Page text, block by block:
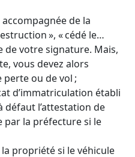
de la
», « cédé le…
de votre signature. Mais,
vous devez alors
ou de vol ;
d’immatriculation établi
défaut l’attestation de
par la préfecture si le
propriété si le véhicule